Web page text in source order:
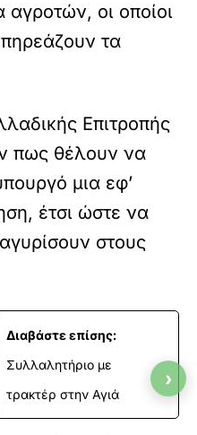
οι οποίοι
τα
Επιτροπής
πως θέλουν να
μια εφ’
έτσι ώστε να
στους
Διαβάστε επίσης:
Συλλαλητήριο με
τρακτέρ στην Αγιά
›